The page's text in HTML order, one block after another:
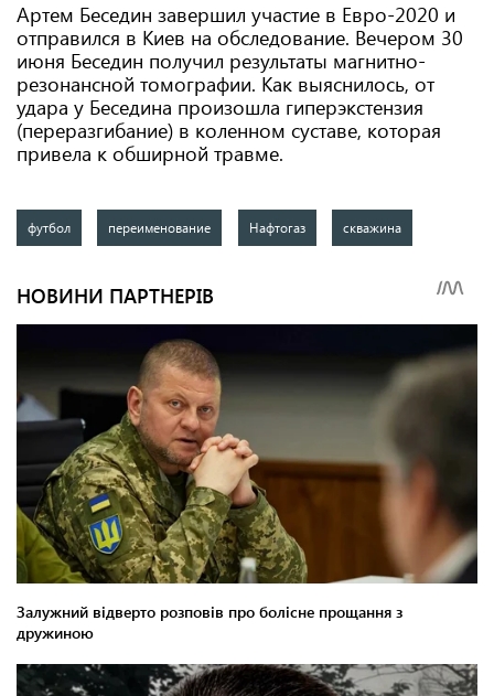
Артем Беседин завершил участие в Евро-2020 и
отправился в Киев на обследование. Вечером 30
июня Беседин получил результаты магнитно-
резонансной томографии. Как выяснилось, от
удара у Беседина произошла гиперэкстензия
(переразгибание) в коленном суставе, которая
привела к обширной травме.
футбол переименование Нафтогаз скважина